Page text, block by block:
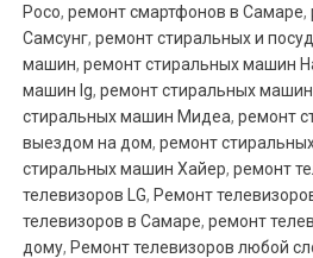
Poco,ремонт смартфонов в Самаре,
Самсунг,ремонт стиральных и
машин,ремонт стиральных машин
машин lg,ремонт стиральных
стиральных машин Мидеа,ремонт
выездом на дом,ремонт
стиральных машин Хайер,ремонт
телевизоров LG,Ремонт
телевизоров в Самаре,ремонт
дому,Ремонт телевизоров любой